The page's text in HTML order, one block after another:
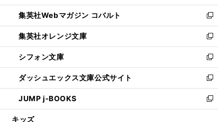
開
く
ウ
で
開
く
ン
ド
ウ
で
開
く
ウ
ィ
ン
ド
ウ
で
開
く
集英社Webマガジン コバルト
新
し
い
ウ
ィ
ン
ド
ウ
で
開
集英社オレンジ文庫
新
し
い
ウ
ィ
ン
ド
ウ
シフォン文庫
新
し
い
ウ
ィ
ン
ダッシュエックス文庫公式サイト
新
し
い
ウ
JUMP j-BOOKS
新
し
キッズ